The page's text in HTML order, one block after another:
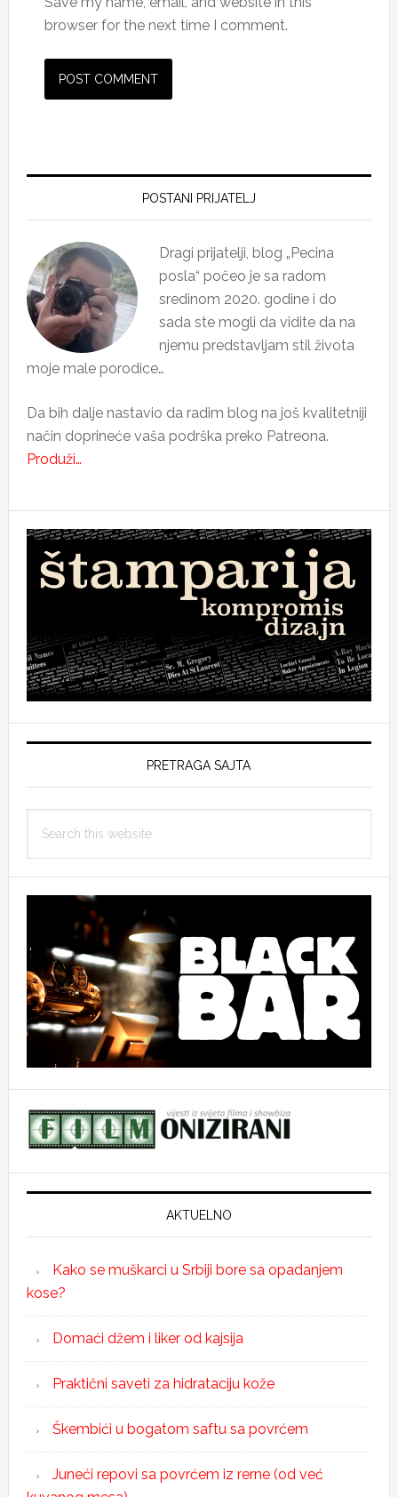
browser for the next time I comment.
Primary
POSTANI PRIJATELJ
Dragi prijatelji, blog „Pecina
posla“ počeo je sa radom
sredinom 2020. godine i do
sada ste mogli da vidite da na
njemu predstavljam stil života
moje male porodice…
Da bih dalje nastavio da radim blog na još kvalitetniji
način doprineće vaša podrška preko Patreona.
Produži…
PRETRAGA SAJTA
this
AKTUELNO
Kako se muškarci u Srbiji bore sa opadanjem
kose?
Domaći džem i liker od kajsija
Praktični saveti za hidrataciju kože
Škembići u bogatom saftu sa povrćem
Juneći repovi sa povrćem iz rerne (od već